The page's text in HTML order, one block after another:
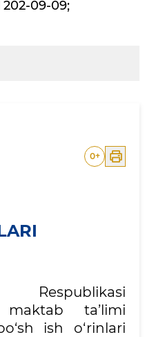
202-09-09;
0+
ta’limi
ish o‘rinlari